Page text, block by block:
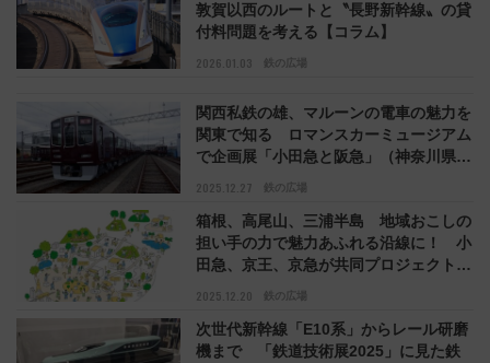
2026.01.03 鉄の広場
敦賀以西のルートと〝長野新幹線〟の貸
付料問題を考える【コラム】
2025.12.27 鉄の広場
関西私鉄の雄、マルーンの電車の魅力を
関東で知る ロマンスカーミュージアム
で企画展「小田急と阪急」（神奈川県海
2025.12.20 鉄の広場
箱根、高尾山、三浦半島 地域おこしの
担い手の力で魅力あふれる沿線に！ 小
田急、京王、京急が共同プロジェクト始
次世代新幹線「E10系」からレール研磨
機まで 「鉄道技術展2025」に見た鉄